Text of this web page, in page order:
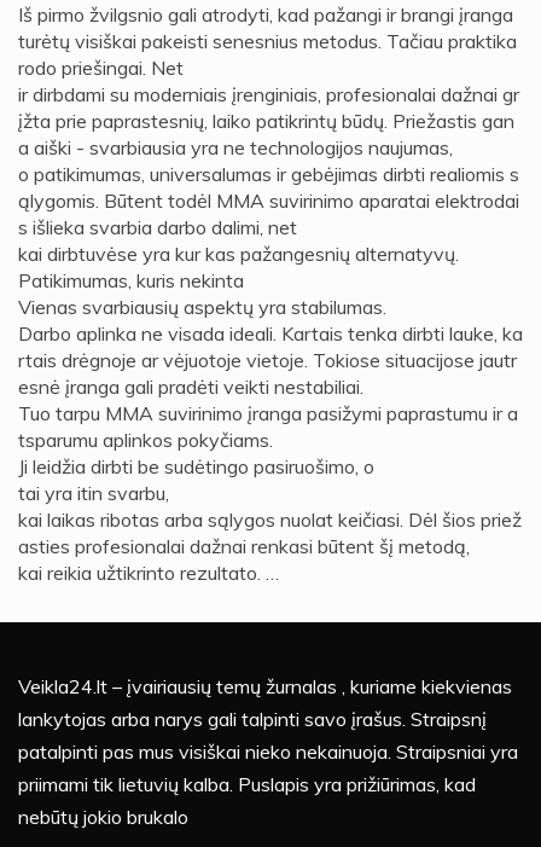
Iš pirmo žvilgsnio gali atrodyti, kad pažangi ir brangi įranga
turėtų visiškai pakeisti senesnius metodus. Tačiau praktika
rodo priešingai. Net
ir dirbdami su moderniais įrenginiais, profesionalai dažnai gr
įžta prie paprastesnių, laiko patikrintų būdų. Priežastis gan
a aiški - svarbiausia yra ne technologijos naujumas,
o patikimumas, universalumas ir gebėjimas dirbti realiomis s
ąlygomis. Būtent todėl MMA suvirinimo aparatai elektrodai
s išlieka svarbia darbo dalimi, net
kai dirbtuvėse yra kur kas pažangesnių alternatyvų.
Patikimumas, kuris nekinta
Vienas svarbiausių aspektų yra stabilumas.
Darbo aplinka ne visada ideali. Kartais tenka dirbti lauke, ka
rtais drėgnoje ar vėjuotoje vietoje. Tokiose situacijose jautr
esnė įranga gali pradėti veikti nestabiliai.
Tuo tarpu MMA suvirinimo įranga pasižymi paprastumu ir a
tsparumu aplinkos pokyčiams.
Ji leidžia dirbti be sudėtingo pasiruošimo, o
tai yra itin svarbu,
kai laikas ribotas arba sąlygos nuolat keičiasi. Dėl šios priež
asties profesionalai dažnai renkasi būtent šį metodą,
kai reikia užtikrinto rezultato. …
Veikla24.lt – įvairiausių temų žurnalas , kuriame kiekvienas
lankytojas arba narys gali talpinti savo įrašus. Straipsnį
patalpinti pas mus visiškai nieko nekainuoja. Straipsniai yra
priimami tik lietuvių kalba. Puslapis yra prižiūrimas, kad
nebūtų jokio brukalo